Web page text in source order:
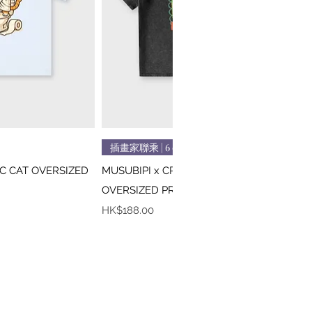
CAT OVERSIZED
插畫家聯乘 | 6 colors
MUSUBIPI x CREEPS / MONA LISA
OVERSIZED PRINTED TEE
價格
HK$188.00